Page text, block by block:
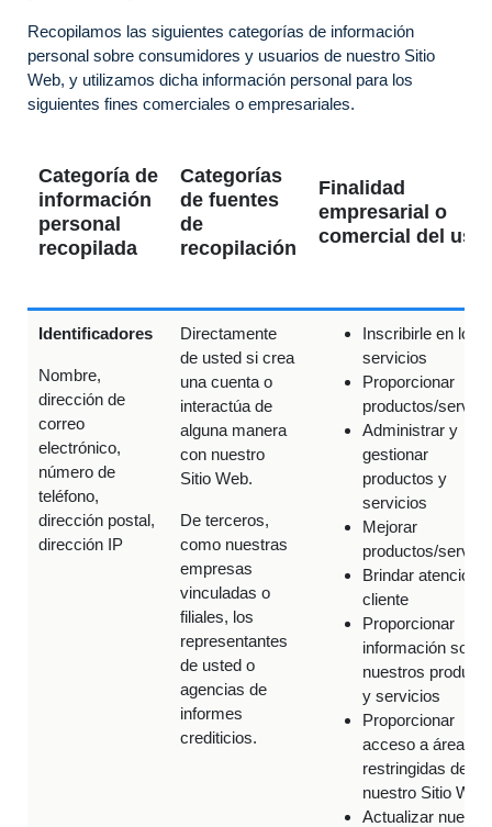
Recopilamos las siguientes categorías de información
personal sobre consumidores y usuarios de nuestro Sitio
Web, y utilizamos dicha información personal para los
siguientes fines comerciales o empresariales.
Categoría de
información
personal
recopilada
Categorías
de fuentes
de
recopilación
Finalidad
empresarial o
comercial del uso
Identificadores
Nombre,
dirección de
correo
electrónico,
número de
teléfono,
dirección postal,
dirección IP
Directamente
de usted si crea
una cuenta o
interactúa de
alguna manera
con nuestro
Sitio Web.
De terceros,
como nuestras
empresas
vinculadas o
filiales, los
representantes
de usted o
agencias de
informes
crediticios.
Inscribirle en los
servicios
Proporcionar
productos/
Administrar y
gestionar
productos y
servicios
Mejorar
productos/
Brindar atención
cliente
Proporcionar
información sobre
nuestros
y servicios
Proporcionar
acceso a áreas
restringidas de
nuestro Sitio Web
Actualizar